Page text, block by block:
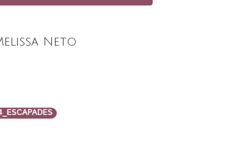
Neto